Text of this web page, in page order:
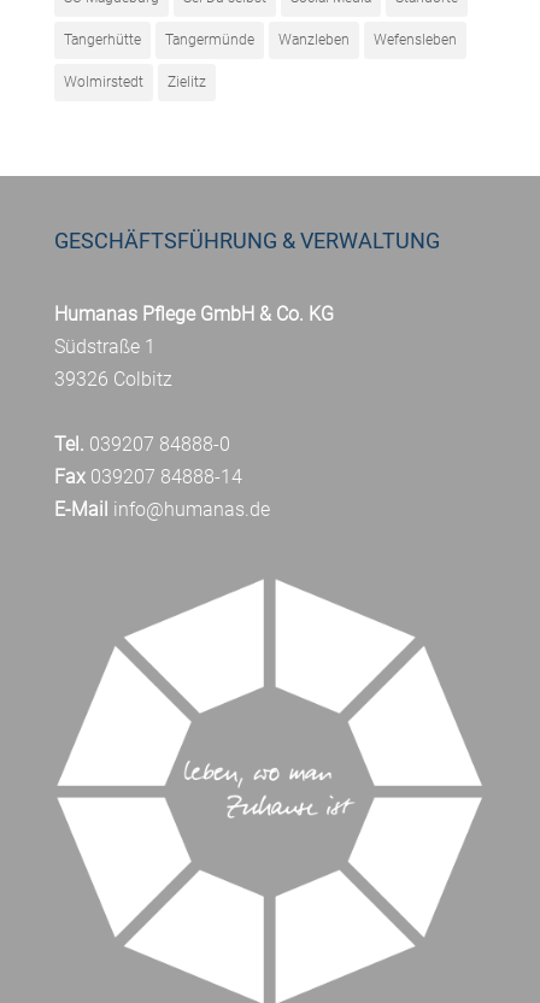
Tangerhütte Tangermünde Wanzleben Wefensleben
Wolmirstedt Zielitz
GESCHÄFTSFÜHRUNG & VERWALTUNG
Humanas Pflege GmbH & Co. KG
Südstraße 1
39326 Colbitz
Tel. 039207 84888-0
Fax039207 84888-14
E-Mail info@humanas.de